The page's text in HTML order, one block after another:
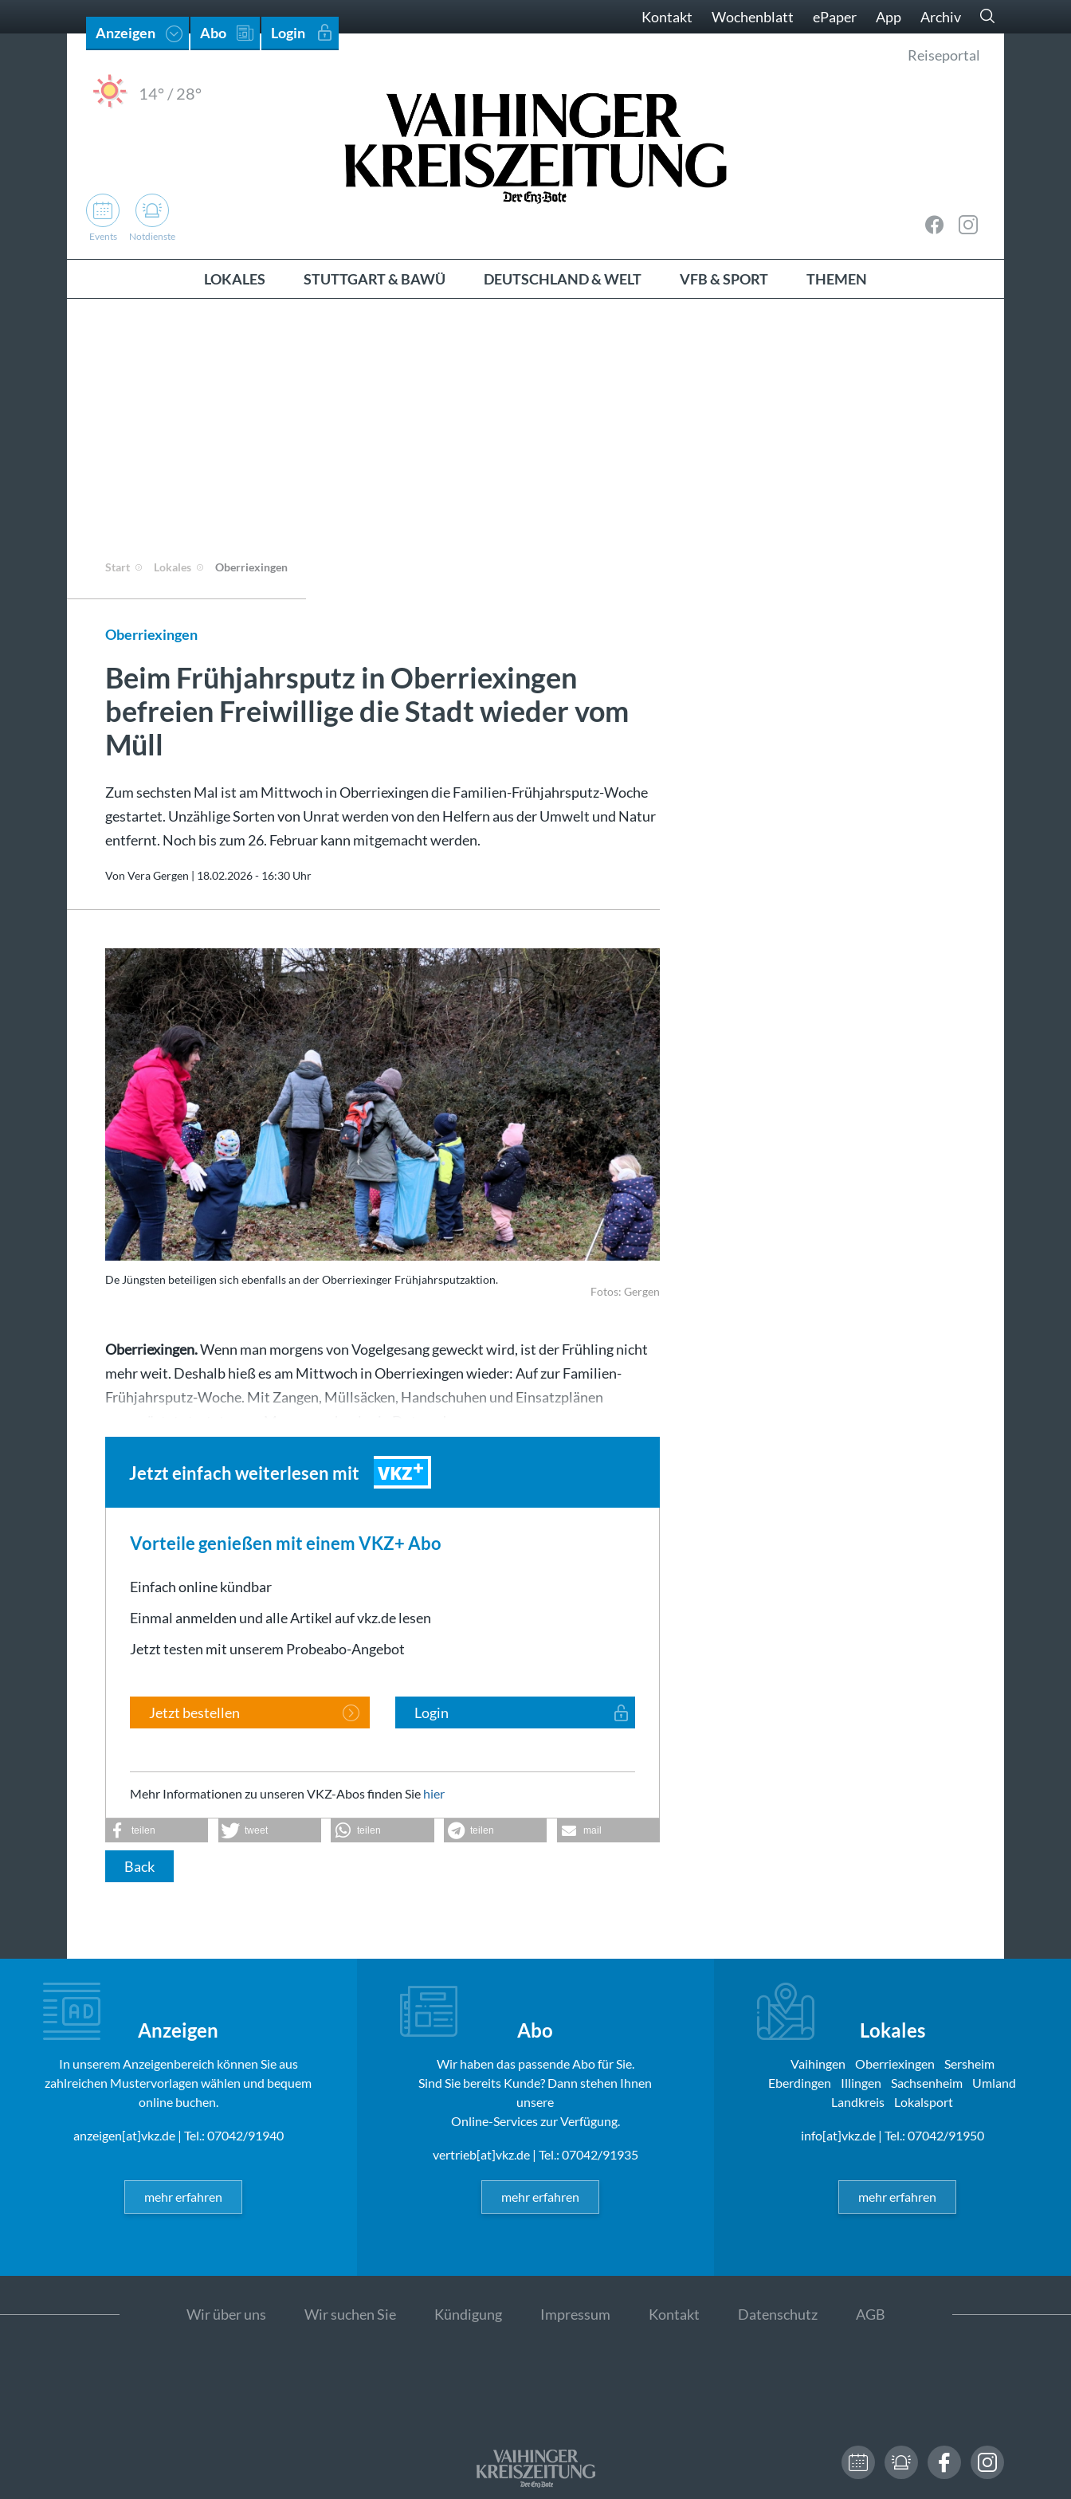
Anzeigen Abo Login
Kontakt Wochenblatt ePaper App Archiv
14° /28°
Reiseportal
Events Notdienste
LOKALES STUTTGART & BAWÜ DEUTSCHLAND & WELT VFB & SPORT THEMEN
Start Lokales Oberriexingen
Oberriexingen
Beim Frühjahrsputz in Oberriexingen
befreien Freiwillige die Stadt wieder vom
Müll
Zum sechsten Mal ist am Mittwoch in Oberriexingen die Familien-Frühjahrsputz-Woche
gestartet. Unzählige Sorten von Unrat werden von den Helfern aus der Umwelt und Natur
entfernt. Noch bis zum 26. Februar kann mitgemacht werden.
Von Vera Gergen | 18.02.2026 - 16:30 Uhr
De Jüngsten beteiligen sich ebenfalls an der Oberriexinger Frühjahrsputzaktion.
Fotos: Gergen
Oberriexingen.Wenn man morgens von Vogelgesang geweckt wird, ist der Frühling nicht
mehr weit. Deshalb hieß es am Mittwoch in Oberriexingen wieder: Auf zur Familien-
Frühjahrsputz-Woche. Mit Zangen, Müllsäcken, Handschuhen und Einsatzplänen
Jetzt einfach weiterlesen mit VKZ
Vorteile genießen mit einem VKZ+ Abo
Einfach online kündbar
Einmal anmelden und alle Artikel auf vkz.de lesen
Jetzt testen mit unserem Probeabo-Angebot
Jetzt bestellen Login
Mehr Informationen zu unseren VKZ-Abos finden Sie hier
teilen tweet teilen teilen mail
Back
Anzeigen
In unserem Anzeigenbereich können Sie aus
zahlreichen Mustervorlagen wählen und bequem
online buchen.
anzeigen[at]vkz.de| Tel.: 07042/91940
mehr erfahren
Abo
Wir haben das passende Abo für Sie.
Sind Sie bereits Kunde? Dann stehen Ihnen
unsere
Online-Services zur Verfügung.
vertrieb[at]vkz.de| Tel.: 07042/91935
mehr erfahren
Lokales
Vaihingen Oberriexingen
Sersheim
Eberdingen
Illingen Sachsenheim
Umland
Landkreis
Lokalsport
info[at]vkz.de| Tel.: 07042/91950
mehr erfahren
Wir über uns Wir suchen Sie Kündigung Impressum Kontakt Datenschutz AGB